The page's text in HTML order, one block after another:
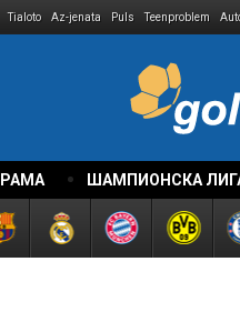
Tialoto Az-jenata Puls Teenproblem
ШАМПИОНСКА